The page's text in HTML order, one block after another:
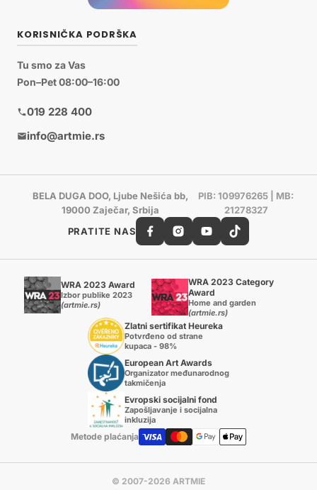
KORISNIČKA PODRŠKA
Tu smo za Vas
Pon–Pet 08:00–16:00
019 228 400
info@artmie.rs
BELA DUGA DOO, Ljube Nešića bb,
19000 Zaječar, Srbija
PIB: 109976265 | MB:
21278327
PRATITE NAS
WRA 2023 Award
Izbor publike 2023
(artmie.rs)
WRA 2023 Category
Award
Home and garden
(artmie.rs)
Zlatni sertifikat Heureka
Potvrđeno od strane
kupaca - 98%
European Art Awards
Organizator međunarodnog
takmičenja
Evropski socijalni fond
Zapošljavanje i socijalna
inkluzija
Metode plaćanja
© 2007-2026 ARTMIE